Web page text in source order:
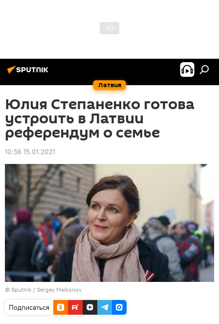
Латвия
Юлия Степаненко готова
устроить в Латвии
референдум о семье
10:56 15.01.2021
© Sputnik / Sergey Melkonov
Подписаться